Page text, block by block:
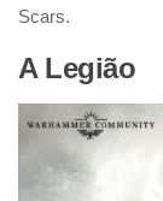
Scars.
A Legião